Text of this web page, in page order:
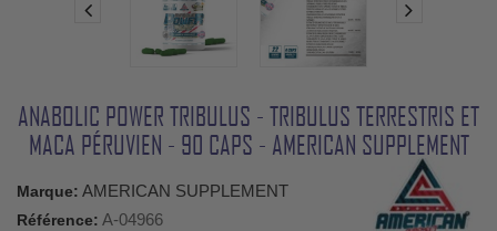
ANABOLIC POWER TRIBULUS - TRIBULUS TERRESTRIS ET
MACA PÉRUVIEN - 90 CAPS - AMERICAN SUPPLEMENT
Marque: AMERICAN SUPPLEMENT
Référence: A-04966